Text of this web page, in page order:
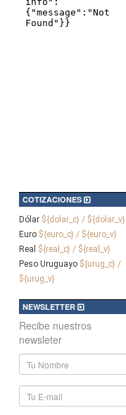
COTIZACIONES
Dólar ${dolar_c} / ${dolar_v}
Euro ${euro_c} / ${euro_v}
Real ${real_c} / ${real_v}
Peso Uruguayo ${urug_c} /
${urug_v}
NEWSLETTER
Recibe nuestros
newsleter
Nombre
y
Apellido
E-
mail